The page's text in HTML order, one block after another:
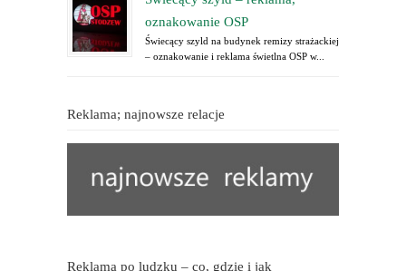
oznakowanie OSP
Świecący szyld na budynek remizy strażackiej
– oznakowanie i reklama świetlna OSP w...
Reklama; najnowsze relacje
Reklama po ludzku – co, gdzie i jak